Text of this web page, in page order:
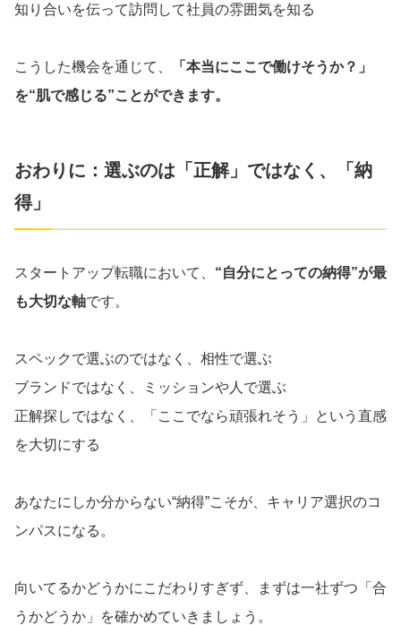
知り合いを伝って訪問して社員の雰囲気を知る
こうした機会を通じて、
「本当にここで働けそうか？」
を“肌で感じる”ことができます。
おわりに：選ぶのは「正解」ではなく、「納
得」
スタートアップ転職において、 “自分にとっての納得”が最
も大切な軸です。
スペックで選ぶのではなく、相性で選ぶ
ブランドではなく、ミッションや人で選ぶ
正解探しではなく、「ここでなら頑張れそう」という直感
を大切にする
あなたにしか分からない“納得”こそが、キャリア選択のコ
ンパスになる。
向いてるかどうかにこだわりすぎず、まずは一社ずつ「合
うかどうか」を確かめていきましょう。